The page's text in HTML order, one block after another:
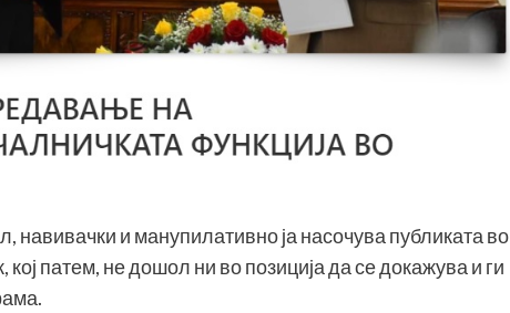
навивачки и манупилативно ја насочува публиката во
патем, не дошол ни во позиција да се докажува и ги